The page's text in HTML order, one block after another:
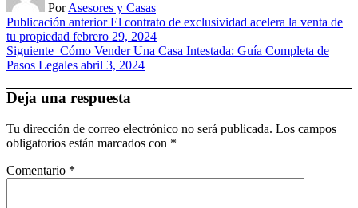
PorAsesores y Casas
Publicación anterior El contrato de exclusividad acelera la venta de
tu propiedad febrero 29, 2024
Siguiente Cómo Vender Una Casa Intestada: Guía Completa de
Pasos Legales abril 3, 2024
Deja una respuesta
Tu dirección de correo electrónico no será publicada. Los campos
obligatorios están marcados con *
Comentario *